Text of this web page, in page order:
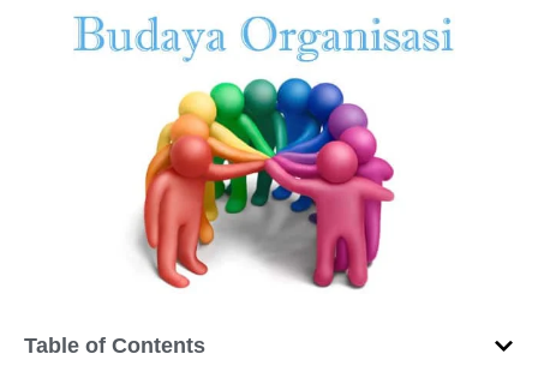
Table of Contents